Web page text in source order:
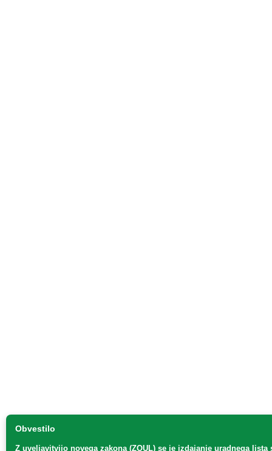
Obvestilo
Z uveljavitvijo novega zakona (ZOUL) se je izdajanje uradnega lista